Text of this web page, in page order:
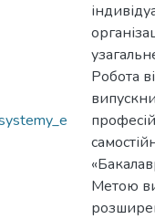
Робота
Метою